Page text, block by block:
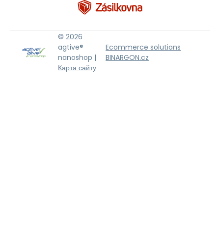
© 2026
agtive®
nanoshop |
Карта сайту
Ecommerce solutions
BINARGON.cz